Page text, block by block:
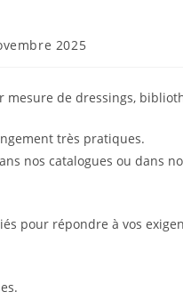
2025
de dressings,
très pratiques.
nos catalogues ou dans
pour répondre à vos